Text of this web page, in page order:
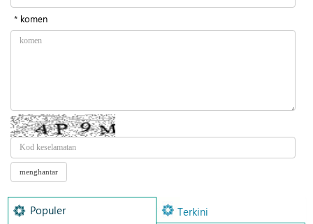
* komen
Populer Terkini